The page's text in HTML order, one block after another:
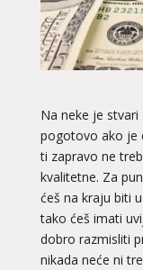
Na neke je
pogotovo ako je
ti zapravo ne
kvalitetne. Za
ćeš na kraju biti
tako ćeš imati
dobro razmisliti
nikada neće ni